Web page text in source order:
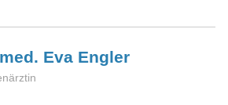
Eva Engler